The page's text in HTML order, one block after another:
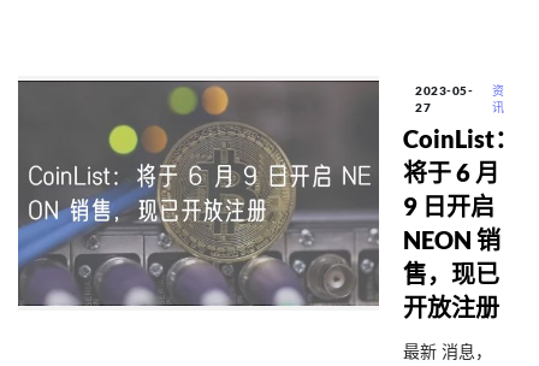
2023-05-
27
资
讯
CoinList：
将于 6 月
9 日开启
NEON 销
售，现已
开放注册
最新 消息，